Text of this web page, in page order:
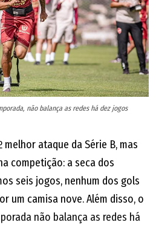
não balança as redes há dez jogos
ataque da Série B, mas
competição: a seca dos
seis jogos, nenhum dos gols
um camisa nove. Além disso, o
não balança as redes há